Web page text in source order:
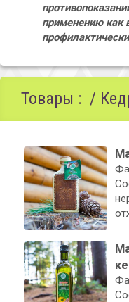
применению как
Товары : /